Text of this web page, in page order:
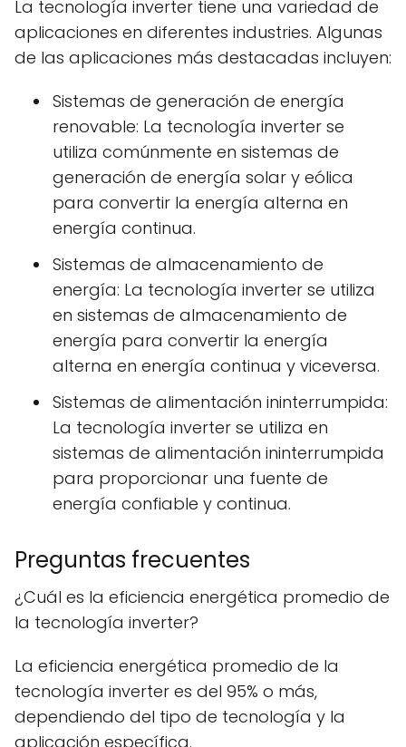
La tecnología inverter tiene una variedad de
aplicaciones en diferentes industries. Algunas
de las aplicaciones más destacadas incluyen:
Sistemas de generación de energía
renovable: La tecnología inverter se
utiliza comúnmente en sistemas de
generación de energía solar y eólica
para convertir la energía alterna en
energía continua.
Sistemas de almacenamiento de
energía: La tecnología inverter se utiliza
en sistemas de almacenamiento de
energía para convertir la energía
alterna en energía continua y viceversa.
Sistemas de alimentación ininterrumpida:
La tecnología inverter se utiliza en
sistemas de alimentación ininterrumpida
para proporcionar una fuente de
energía confiable y continua.
Preguntas frecuentes
¿Cuál es la eficiencia energética promedio de
la tecnología inverter?
La eficiencia energética promedio de la
tecnología inverter es del 95% o más,
dependiendo del tipo de tecnología y la
aplicación específica.